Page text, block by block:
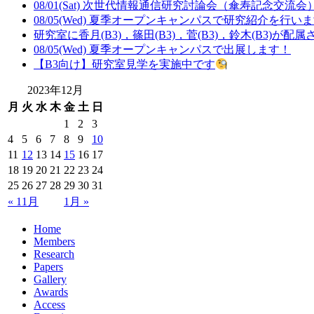
08/01(Sat) 次世代情報通信研究討論会（傘寿記念交流会
08/05(Wed) 夏季オープンキャンパスで研究紹介を行いま
研究室に香月(B3)，篠田(B3)，菅(B3)，鈴木(B3)が配属
08/05(Wed) 夏季オープンキャンパスで出展します！
【B3向け】研究室見学を実施中です
2023年12月
月 火 水 木 金 土 日
« 11月 1月 »
1 2
3
4
5 6 7 8 9
10
11 12 13 14 15 16 17
18 19 20 21 22 23 24
25 26 27 28 29 30 31
Home
Members
Research
Papers
Gallery
Awards
Access